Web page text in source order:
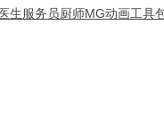
生服务员厨师MG动画工具